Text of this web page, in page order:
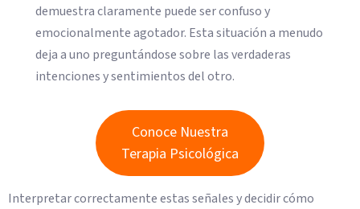
demuestra claramente puede ser confuso y
emocionalmente agotador. Esta situación a menudo
deja a uno preguntándose sobre las verdaderas
intenciones y sentimientos del otro.
Conoce Nuestra
Terapia Psicológica
Interpretar correctamente estas señales y decidir cómo